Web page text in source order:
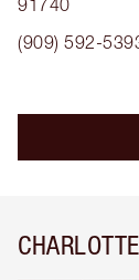
91740
(909) 592-